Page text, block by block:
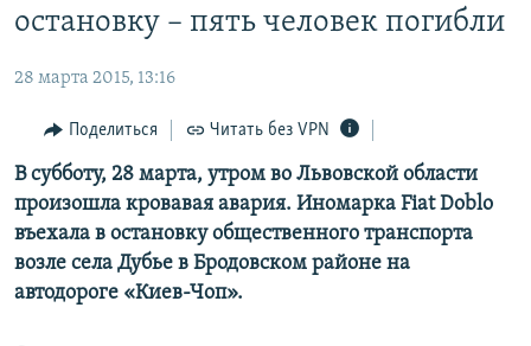
главной
навигации
Вернутся
поиску
11 ЛЕТ ОККУПАЦИИ КРЫМА. 11 ИСТОРИЙ СОПРОТИВЛЕНИЯ
ЕЩЕ
ИНТЕРАКТИВ
ИНФОГРАФИКА
ТЕЛЕПРОЕКТ КРЫМ.РЕАЛИИ
СОВЕТЫ ПРАВОЗАЩИТНИКОВ
ПРОПАВШИЕ БЕЗ ВЕСТИ
РАДІО СВОБОДА
КАК ОБОЙТИ БЛОКИРОВКУ
Українською
Qırımtatar
остановку – пять человек погибли
28 марта 2015, 13:16
Поделиться Читать без VPN
В субботу, 28 марта, утром во Львовской области
произошла кровавая авария. Иномарка Fiat Doblo
въехала в остановку общественного транспорта
возле села Дубье в Бродовском районе на
автодороге «Киев-Чоп».